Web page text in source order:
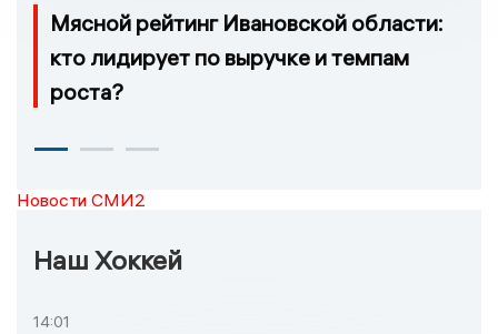
Мясной рейтинг Ивановской области:
кто лидирует по выручке и темпам
роста?
Новости СМИ2
Наш Хоккей
14:01